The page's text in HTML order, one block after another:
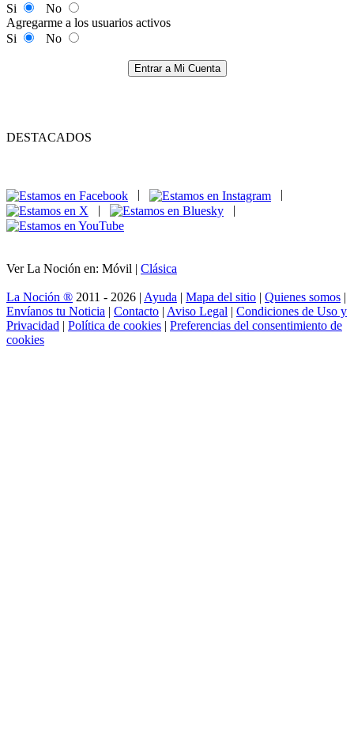
Si
No
Agregarme a los usuarios activos
Si
No
Entrar a Mi Cuenta
DESTACADOS
|
|
Ver La Noción en: Móvil | Clásica
La Noción ® 2011 - 2026 | Ayuda | Mapa del sitio | Quienes somos |
Envíanos tu Noticia | Contacto | Aviso Legal | Condiciones de Uso y
Privacidad | Política de cookies | Preferencias del consentimiento de
cookies